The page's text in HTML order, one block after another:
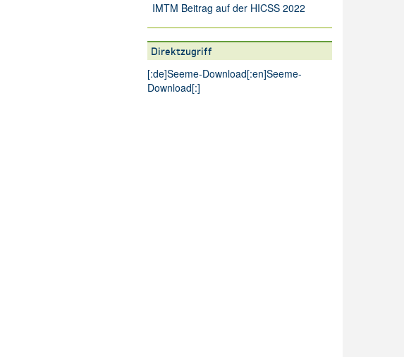
IMTM Beitrag auf der HICSS 2022
Direktzugriff
[:de]Seeme-Download[:en]Seeme-
Download[:]